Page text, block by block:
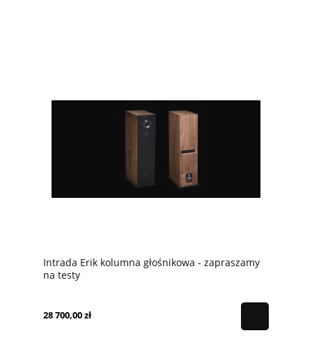
Intrada Erik kolumna głośnikowa - zapraszamy
na testy
28 700,00 zł